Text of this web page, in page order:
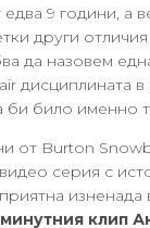
9 години, а
други
да назовем
дисциплината в
би било именно
от Burton
серия с
изненада
клип